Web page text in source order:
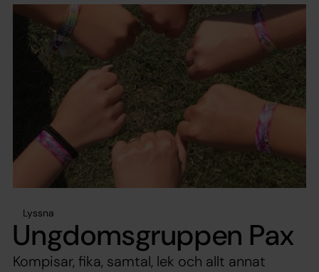
Lyssna
Ungdomsgruppen Pax
Kompisar, fika, samtal, lek och allt annat